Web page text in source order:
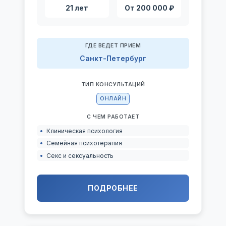
21 лет От 200 000 ₽
ГДЕ ВЕДЕТ ПРИЕМ
Санкт-Петербург
ТИП КОНСУЛЬТАЦИЙ
ОНЛАЙН
С ЧЕМ РАБОТАЕТ
Клиническая психология
Семейная психотерапия
Секс и сексуальность
ПОДРОБНЕЕ